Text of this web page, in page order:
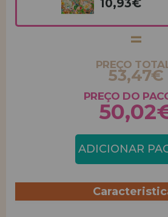
10,93€
PREÇO
53,47€
PREÇO DO
ADICIONAR